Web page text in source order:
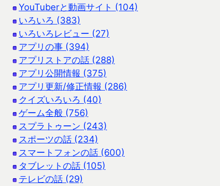
YouTuberと動画サイト (104)
いろいろ (383)
いろいろレビュー (27)
アプリの事 (394)
アプリストアの話 (288)
アプリ公開情報 (375)
アプリ更新/修正情報 (286)
クイズいろいろ (40)
ゲーム全般 (756)
スプラトゥーン (243)
スポーツの話 (234)
スマートフォンの話 (600)
タブレットの話 (105)
テレビの話 (29)